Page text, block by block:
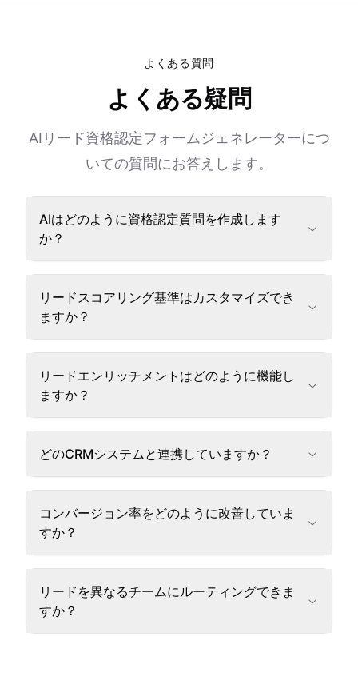
よくある質問
よくある疑問
AIリード資格認定フォームジェネレーターにつ
いての質問にお答えします。
AIはどのように資格認定質問を作成します
か？
リードスコアリング基準はカスタマイズでき
ますか？
リードエンリッチメントはどのように機能し
ますか？
どのCRMシステムと連携していますか？
コンバージョン率をどのように改善していま
すか？
リードを異なるチームにルーティングできま
すか？